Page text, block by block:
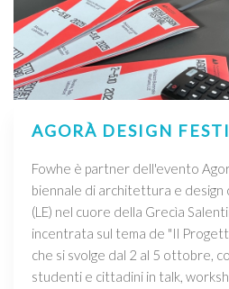
AGORÀ DESIGN
Fowhe è partner dell'evento
biennale di architettura e design
(LE) nel cuore della Grecìa
incentrata sul tema de "Il
che si svolge dal 2 al 5 ottobre,
studenti e cittadini in talk,